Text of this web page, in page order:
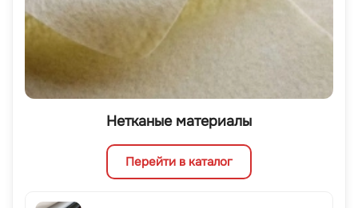
Нетканые материалы
Перейти в каталог